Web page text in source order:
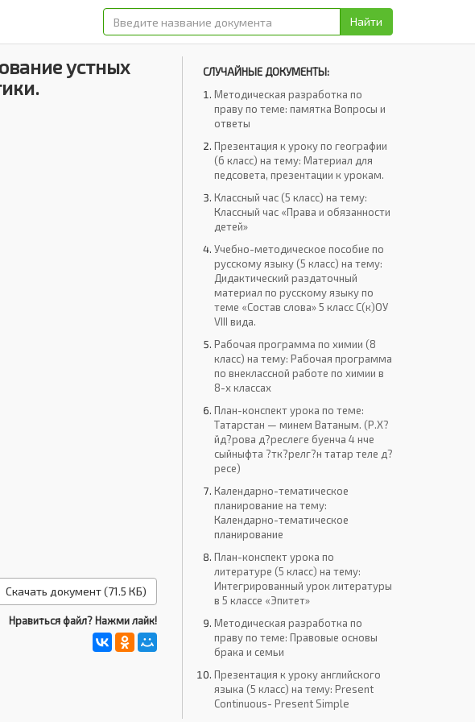
Найти
устных
Скачать документ (71.5 КБ)
Нравиться файл? Нажми лайк!
СЛУЧАЙНЫЕ ДОКУМЕНТЫ:
Методическая разработка по
праву по теме: памятка Вопросы и
ответы
Презентация к уроку по географии
(6 класс) на тему: Материал для
педсовета, презентации к урокам.
Классный час (5 класс) на тему:
Классный час «Права и обязанности
детей»
Учебно-методическое пособие по
русскому языку (5 класс) на тему:
Дидактический раздаточный
материал по русскому языку по
теме «Состав слова» 5 класс С(к)ОУ
VIII вида.
Рабочая программа по химии (8
класс) на тему: Рабочая программа
по внеклассной работе по химии в
8-х классах
План-конспект урока по теме:
Татарстан — минем Ватаным. (Р.Х?
йд?рова д?реслеге буенча 4 нче
сыйныфта ?тк?релг?н татар теле д?
ресе)
Календарно-тематическое
планирование на тему:
Календарно-тематическое
планирование
План-конспект урока по
литературе (5 класс) на тему:
Интегрированный урок литературы
в 5 классе «Эпитет»
Методическая разработка по
праву по теме: Правовые основы
брака и семьи
Презентация к уроку английского
языка (5 класс) на тему: Present
Continuous- Present Simple